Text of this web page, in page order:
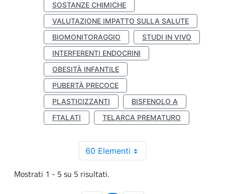
SOSTANZE CHIMICHE
VALUTAZIONE IMPATTO SULLA SALUTE
BIOMONITORAGGIO
STUDI IN VIVO
INTERFERENTI ENDOCRINI
OBESITÀ INFANTILE
PUBERTÀ PRECOCE
PLASTICIZZANTI
BISFENOLO A
FTALATI
TELARCA PREMATURO
60 Elementi
Mostrati 1 - 5 su 5 risultati.